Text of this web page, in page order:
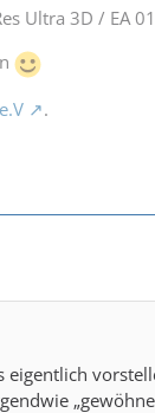
Ultra 3D / EA
.